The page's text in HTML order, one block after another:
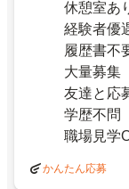
休憩室あ
経験者優
履歴書不
大量募集
友達と応
学歴不問
職場見学
かんたん応募